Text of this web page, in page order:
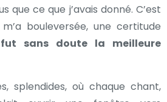
que ce que j’avais donné. C’est
bouleversée, une certitude
sans doute la meilleure
splendides, où chaque chant,